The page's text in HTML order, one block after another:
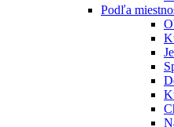
Podľa